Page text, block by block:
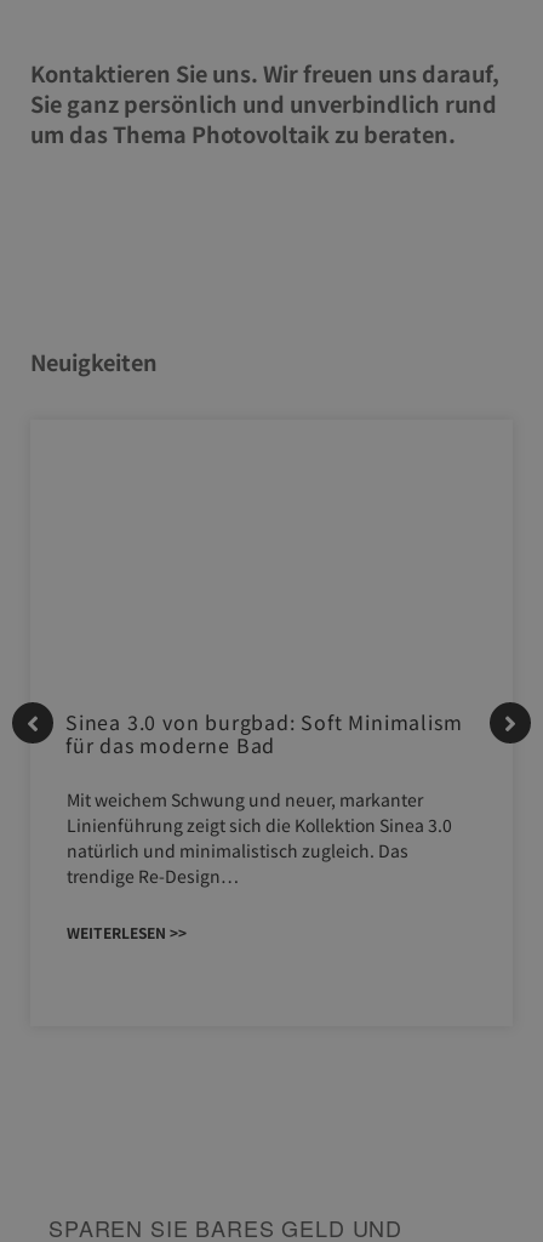
Kontaktieren Sie uns. Wir freuen uns darauf,
Sie ganz persönlich und unverbindlich rund
um das Thema Photovoltaik zu beraten.
Neuigkeiten
Sinea 3.0 von burgbad: Soft Minimalism
für das moderne Bad
Mit weichem Schwung und neuer, markanter
Linienführung zeigt sich die Kollektion Sinea 3.0
natürlich und minimalistisch zugleich. Das
trendige Re-Design…
WEITERLESEN >>
SPAREN SIE BARES GELD UND